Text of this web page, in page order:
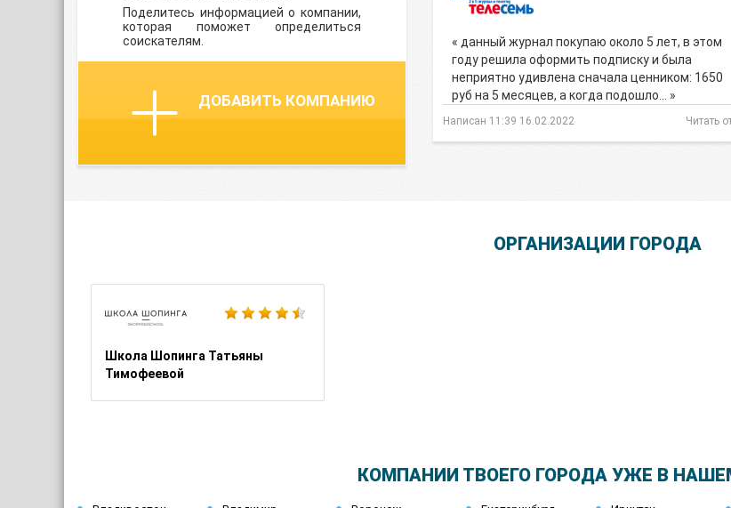
Поделитесь информацией о компании,
которая поможет определиться
соискателям.
ДОБАВИТЬ КОМПАНИЮ
« данный журнал покупаю около 5 лет, в этом
году решила оформить подписку и была
неприятно удивлена сначала ценником: 1650
руб на 5 месяцев, а когда подошло… »
Написан 11:39 16.02.2022 Читать
ОРГАНИЗАЦИИ ГОРОДА
Школа Шопинга Татьяны
Тимофеевой
КОМПАНИИ ТВОЕГО ГОРОДА УЖЕ В